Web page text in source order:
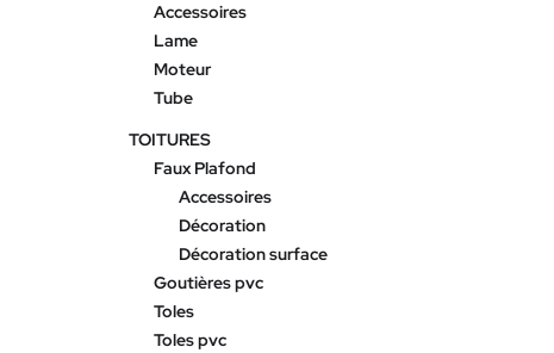
Accessoires
Lame
Moteur
Tube
TOITURES
Faux Plafond
Accessoires
Décoration
Décoration surface
Goutières pvc
Toles
Toles pvc